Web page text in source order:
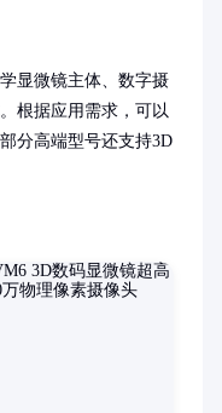
显微镜主体、数字摄
根据应用需求，可以
分高端型号还支持3D